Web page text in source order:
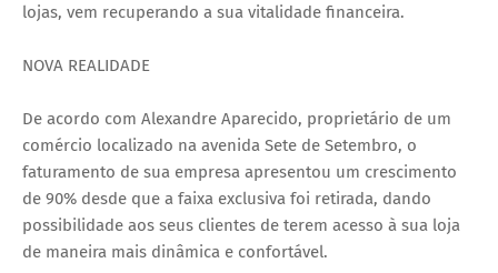
lojas, vem recuperando a sua vitalidade financeira.
NOVA REALIDADE
De acordo com Alexandre Aparecido, proprietário de um
comércio localizado na avenida Sete de Setembro, o
faturamento de sua empresa apresentou um crescimento
de 90% desde que a faixa exclusiva foi retirada, dando
possibilidade aos seus clientes de terem acesso à sua loja
de maneira mais dinâmica e confortável.